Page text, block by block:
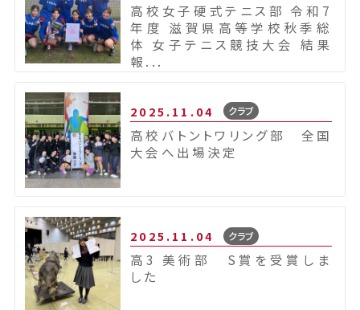
高校女子硬式テニス部 令和7
年度 滋賀県高等学校秋季総
体 女子テニス競技大会 結果
報...
2025.11.04 クラブ
高校バトントワリング部 全国
大会へ出場決定
2025.11.04 クラブ
高3 美術部 S賞を受賞しま
した